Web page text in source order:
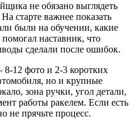
не обязано выглядеть
старте важнее показать
были на обучении, какие
наставник, что
сделали после ошибок.
12 фото и 2-3 коротких
но и крупные
зона ручки, угол детали,
работы ракелем. Если есть
не прячьте процесс.